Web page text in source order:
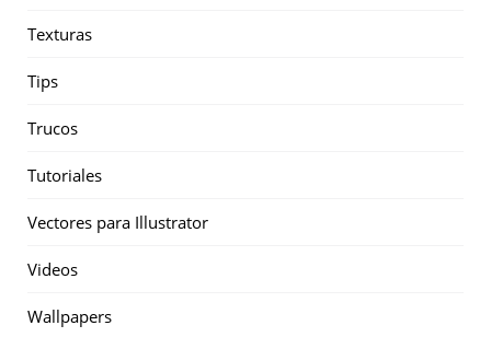
Texturas
Tips
Trucos
Tutoriales
Vectores para Illustrator
Videos
Wallpapers